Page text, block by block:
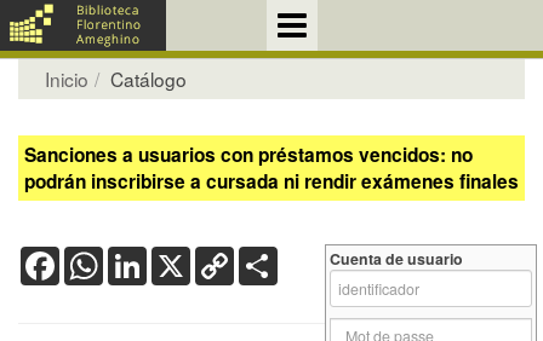
Inicio Catálogo
Sanciones a usuarios con préstamos vencidos: no
podrán inscribirse a cursada ni rendir exámenes finales
FacebookWhatsApp
LinkedIn
X Copy
Link
Cuenta de usuario